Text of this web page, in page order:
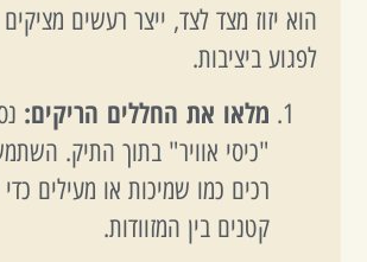
הוא יזוז מצד לצד, ייצר רעשים
לפגוע ביציבות.
מלאו את החללים הריקים:
"כיסי אוויר" בתוך התיק.
רכים כמו שמיכות או מעילים
קטנים בין המזוודות.